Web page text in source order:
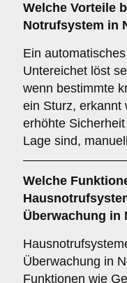
Welche Vorteile
Notrufsystem in
Ein
Untereichet löst
wenn bestimmte
ein Sturz, erkannt
erhöhte
Lage sind,
Welche
Überwachung in
Überwachung in
Funktionen wie